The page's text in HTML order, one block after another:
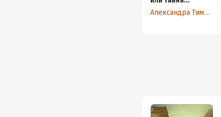
острова в
Бермудском
Александра Тимофеева